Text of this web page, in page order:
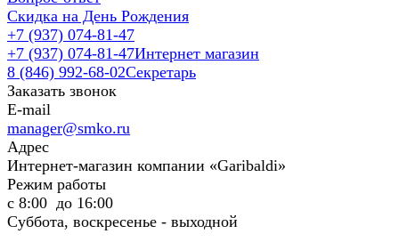
Скидка на День Рождения
+7 (937) 074-81-47
+7 (937) 074-81-47Интернет магазин
8 (846) 992-68-02Секретарь
Заказать звонок
E-mail
manager@smko.ru
Адрес
Интернет-магазин компании «Garibaldi»
Режим работы
с 8:00 до 16:00
Суббота, воскресенье - выходной